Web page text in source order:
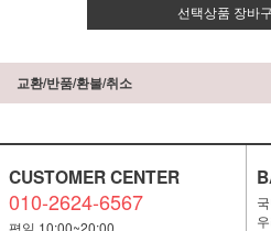
선택상품 장바
교환/반품/환불/취소
CUSTOMER CENTER
010-2624-6567
평일 10:00~20:00